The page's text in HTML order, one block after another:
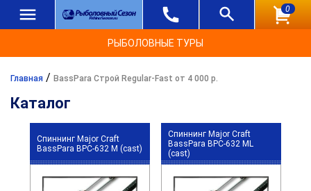
0
РЫБОЛОВНЫЕ ТУРЫ
Главная / BassPara Строй Regular-Fast от 4 000 р.
Каталог
Спиннинг Major Craft
BassPara BPC-632 M (cast)
Спиннинг Major Craft
BassPara BPC-632 ML
(cast)